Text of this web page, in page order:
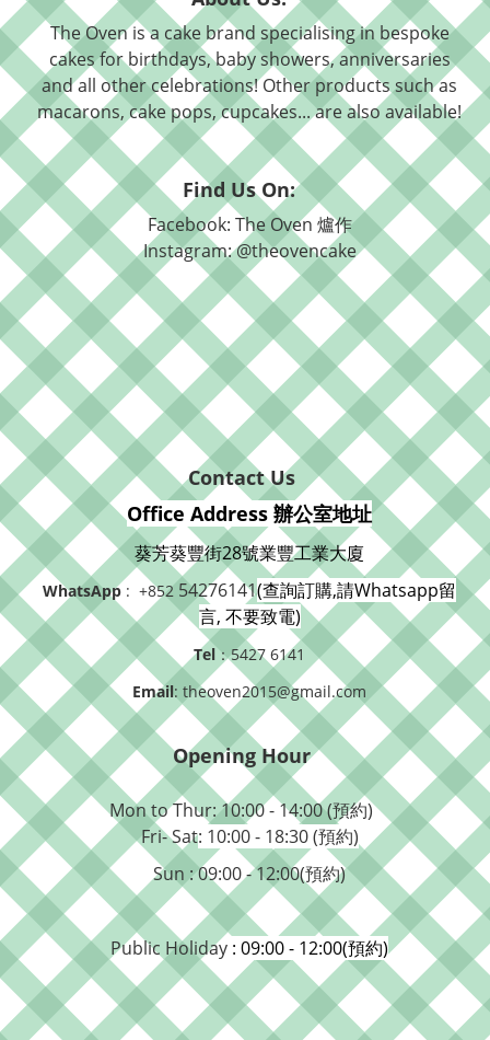
The Oven is a cake brand specialising in bespoke
cakes for birthdays, baby showers, anniversaries
and all other celebrations! Other products such as
macarons, cake pops, cupcakes... are also available!
Find Us On:
Facebook: The Oven 爐作
Instagram: @theovencake
Contact Us
Office Address 辦公室地址
葵芳葵豐街28號業豐工業大廈
WhatsApp : +852 54276141(查詢訂購,請Whatsapp留
言, 不要致電)
Tel：5427 6141
Email: theoven2015@gmail.com
Opening Hour
Mon to Thur: 10:00 - 14:00 (預約)
Fri- Sat: 10:00 - 18:30 (預約)
Sun : 09:00 - 12:00(預約)
Public Holiday : 09:00 - 12:00(預約)